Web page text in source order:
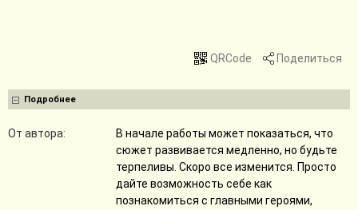
QRCode Поделиться
Подробнее
От автора:
В начале работы может показаться, что
сюжет развивается медленно, но будьте
терпеливы. Скоро все изменится. Просто
дайте возможность себе как
познакомиться с главными героями,